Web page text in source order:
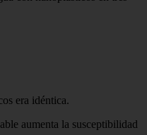
era idéntica.
aumenta la susceptibilidad